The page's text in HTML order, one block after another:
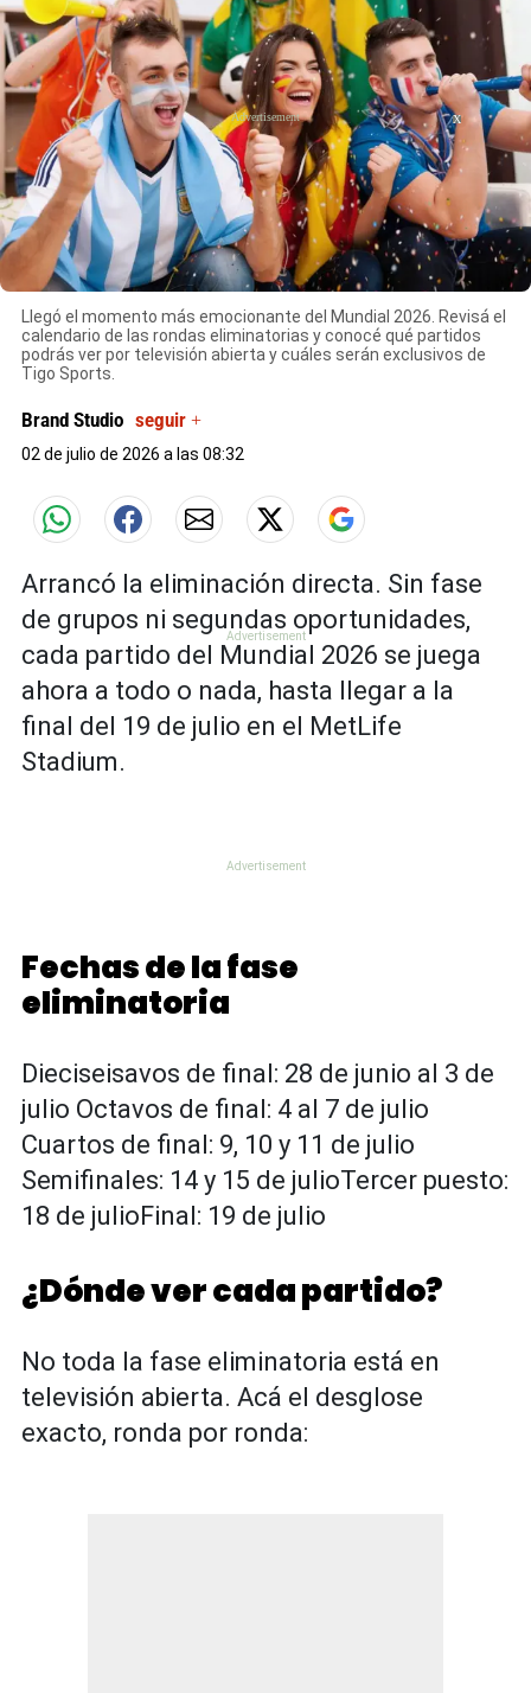
Llegó el momento más emocionante del Mundial 2026. Revisá el
calendario de las rondas eliminatorias y conocé qué partidos
podrás ver por televisión abierta y cuáles serán exclusivos de
Tigo Sports.
X
X
Brand Studio seguir +
02 de julio de 2026 a las 08:32
Arrancó la eliminación directa. Sin fase
de grupos ni segundas oportunidades,
cada partido del Mundial 2026 se juega
ahora a todo o nada, hasta llegar a la
final del 19 de julio en el MetLife
Stadium.
Fechas de la fase
eliminatoria
Dieciseisavos de final: 28 de junio al 3 de
julio Octavos de final: 4 al 7 de julio
Cuartos de final: 9, 10 y 11 de julio
Semifinales: 14 y 15 de julioTercer puesto:
18 de julioFinal: 19 de julio
¿Dónde ver cada partido?
No toda la fase eliminatoria está en
televisión abierta. Acá el desglose
exacto, ronda por ronda: